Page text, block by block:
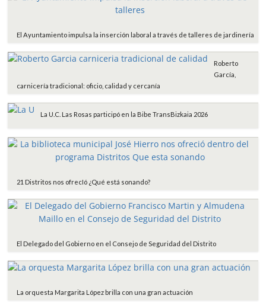
El Ayuntamiento impulsa la inserción laboral a través de talleres de jardinería
Roberto
García,
carnicería tradicional: oficio, calidad y cercanía
La U.C. Las Rosas participó en la Bibe TransBizkaia 2026
21 Distritos nos ofrecIó ¿Qué está sonando?
El Delegado del Gobierno en el Consejo de Seguridad del Distrito
La orquesta Margarita López brilla con una gran actuación